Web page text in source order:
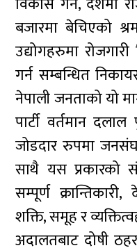
बजारमा बेचिएको
उद्योगहरुमा
गर्न सम्बन्धित
नेपाली जनताको यो
पार्टी वर्तमान दलाल
जोडदार रुपमा
साथै यस प्रकारको
सम्पूर्ण
शक्ति, समूह र
अदालतबाट दोषी